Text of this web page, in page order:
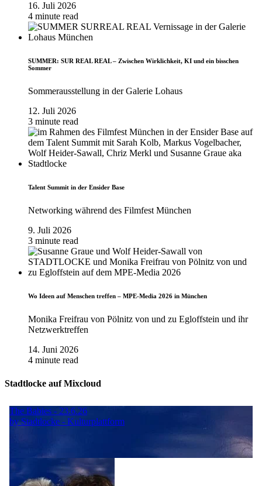
16. Juli 2026
4 minute read
SUMMER: SUR REAL REAL – Zwischen Wirklichkeit, KI und ein bisschen
Sommer
Sommerausstellung in der Galerie Lohaus
12. Juli 2026
3 minute read
Talent Summit in der Ensider Base
Networking während des Filmfest München
9. Juli 2026
3 minute read
Wo Ideen auf Menschen treffen – MPE-Media 2026 in München
Monika Freifrau von Pölnitz von und zu Egloffstein und ihr
Netzwerktreffen
14. Juni 2026
4 minute read
Stadtlocke auf Mixcloud